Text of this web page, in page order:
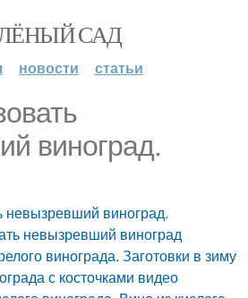
САД
новости статьи
виноград.
невызревший виноград.
невызревший виноград
винограда. Заготовки в зиму
с косточками видео